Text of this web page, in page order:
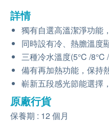
詳情
獨有自選高溫潔淨功能
同時設有冷、熱膽溫度
三種冷水溫度(5°C /8°C
備有再加熱功能，保持
嶄新五段感光節能選擇
原廠行貨
保養期 : 12 個月